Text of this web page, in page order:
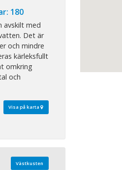
180
avskilt med
Det är
och mindre
kärleksfullt
omkring
och
Visa på karta
Västkusten